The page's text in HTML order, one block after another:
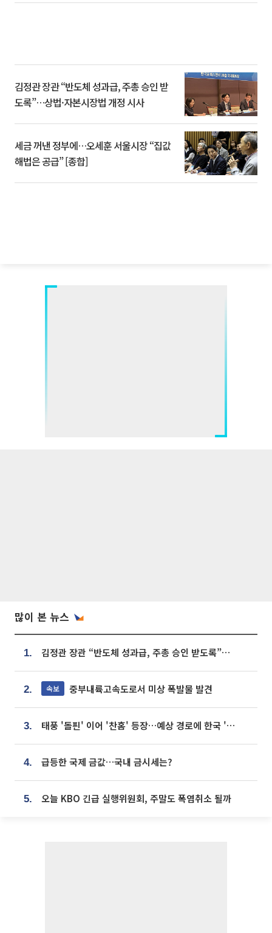
김정관 장관 “반도체 성과급, 주총 승인 받
도록”…상법·자본시장법 개정 시사
세금 꺼낸 정부에…오세훈 서울시장 “집값
해법은 공급” [종합]
많이 본 뉴스
1. 김정관 장관 “반도체 성과급, 주총 승인 받도록”…상법·자본시장법 개정 시사
2. 속보 중부내륙고속도로서 미상 폭발물 발견
3. 태풍 '돌핀' 이어 '찬홈' 등장…예상 경로에 한국 '한숨'
4. 급등한 국제 금값…국내 금시세는?
5. 오늘 KBO 긴급 실행위원회, 주말도 폭염취소 될까